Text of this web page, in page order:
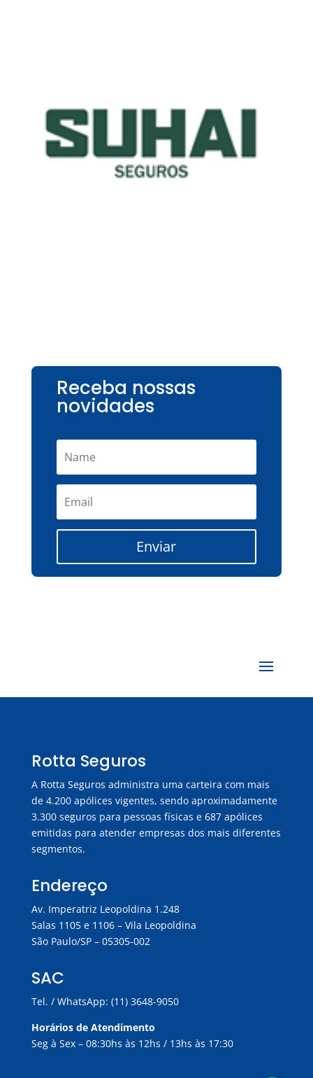
Receba nossas
novidades
Enviar
Rotta Seguros
A Rotta Seguros administra uma carteira com mais
de 4.200 apólices vigentes, sendo aproximadamente
3.300 seguros para pessoas físicas e 687 apólices
emitidas para atender empresas dos mais diferentes
segmentos.
Endereço
Av. Imperatriz Leopoldina 1.248
Salas 1105 e 1106 – Vila Leopoldina
São Paulo/SP – 05305-002
SAC
Tel. / WhatsApp: (11) 3648-9050
Horários de Atendimento
Seg à Sex – 08:30hs às 12hs / 13hs às 17:30